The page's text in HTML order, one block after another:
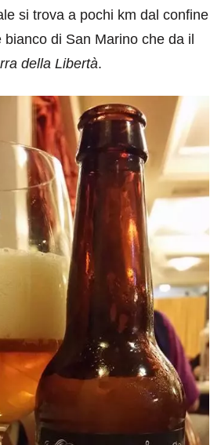
si trova a pochi km dal confine
di San Marino che da il
della Libertà.